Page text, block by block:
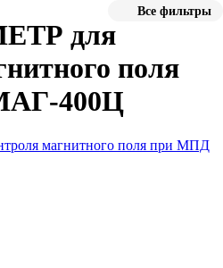
Все фильтры
для
поля
400Ц